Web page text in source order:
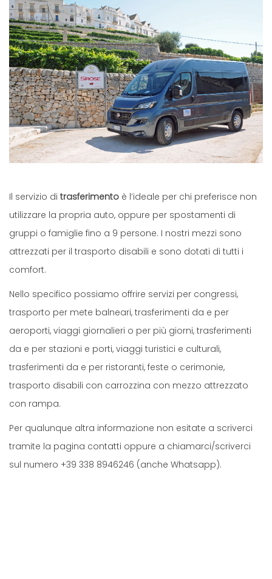
Il servizio di trasferimento è l’ideale per chi preferisce non
utilizzare la propria auto, oppure per spostamenti di
gruppi o famiglie fino a 9 persone. I nostri mezzi sono
attrezzati per il trasporto disabili e sono dotati di tutti i
comfort.
Nello specifico possiamo offrire servizi per congressi,
trasporto per mete balneari, trasferimenti da e per
aeroporti, viaggi giornalieri o per più giorni, trasferimenti
da e per stazioni e porti, viaggi turistici e culturali,
trasferimenti da e per ristoranti, feste o cerimonie,
trasporto disabili con carrozzina con mezzo attrezzato
con rampa.
Per qualunque altra informazione non esitate a scriverci
tramite la pagina contatti oppure a chiamarci/scriverci
sul numero +39 338 8946246 (anche Whatsapp).